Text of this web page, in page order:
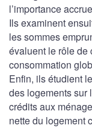
l’importance
Ils examinent
les sommes
évaluent le rôle de
consommation
Enfin, ils étudient
des logements sur
crédits aux
nette du logement